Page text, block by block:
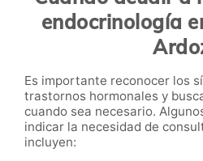
endocrinología
Es importante reconocer los
trastornos hormonales y
cuando sea necesario.
indicar la necesidad de
incluyen: